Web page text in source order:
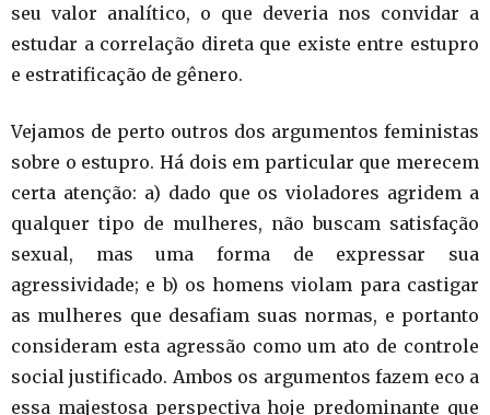
seu valor analítico, o que deveria nos convidar a
estudar a correlação direta que existe entre estupro
e estratificação de gênero.
Vejamos de perto outros dos argumentos feministas
sobre o estupro. Há dois em particular que merecem
certa atenção: a) dado que os violadores agridem a
qualquer tipo de mulheres, não buscam satisfação
sexual, mas uma forma de expressar sua
agressividade; e b) os homens violam para castigar
as mulheres que desafiam suas normas, e portanto
consideram esta agressão como um ato de controle
social justificado. Ambos os argumentos fazem eco a
essa majestosa perspectiva hoje predominante que